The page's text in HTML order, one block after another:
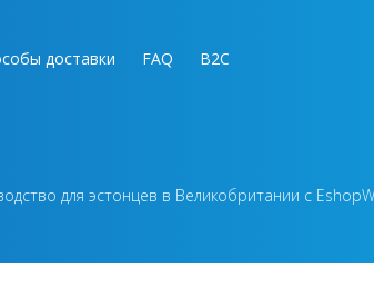
доставки FAQ B2C
для эстонцев в Великобритании с